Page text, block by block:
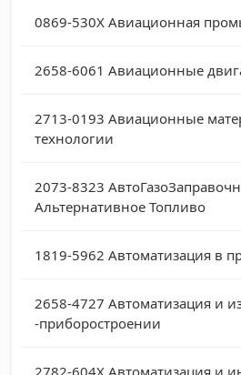
0869-530X Авиационная
2658-6061 Авиационные
2713-0193 Авиационные
технологии
2073-8323
Альтернативное Топливо
1819-5962 Автоматизация в
2658-4727 Автоматизация и
-приборостроении
2782-604X Автоматизация и